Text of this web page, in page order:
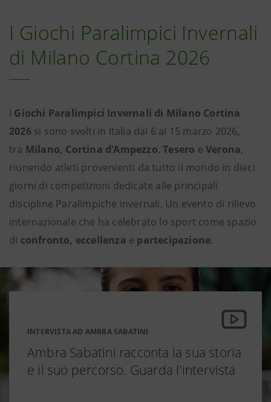
I Giochi Paralimpici Invernali
di Milano Cortina 2026
I Giochi Paralimpici Invernali di Milano Cortina
2026si sono svolti in Italia dal 6 al 15 marzo 2026,
tra Milano, Cortina d’Ampezzo, Tesero e Verona,
riunendo atleti provenienti da tutto il mondo in dieci
giorni di competizioni dedicate alle principali
discipline Paralimpiche invernali. Un evento di rilievo
internazionale che ha celebrato lo sport come spazio
di confronto, eccellenza e partecipazione.
INTERVISTA AD AMBRA SABATINI
Ambra Sabatini racconta la sua storia
e il suo percorso. Guarda l'intervista